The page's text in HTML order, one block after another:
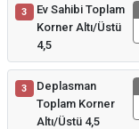
3
Ev Sahibi Toplam
Korner Altı/Üstü
4,5
3
Deplasman
Toplam Korner
Altı/Üstü 4,5